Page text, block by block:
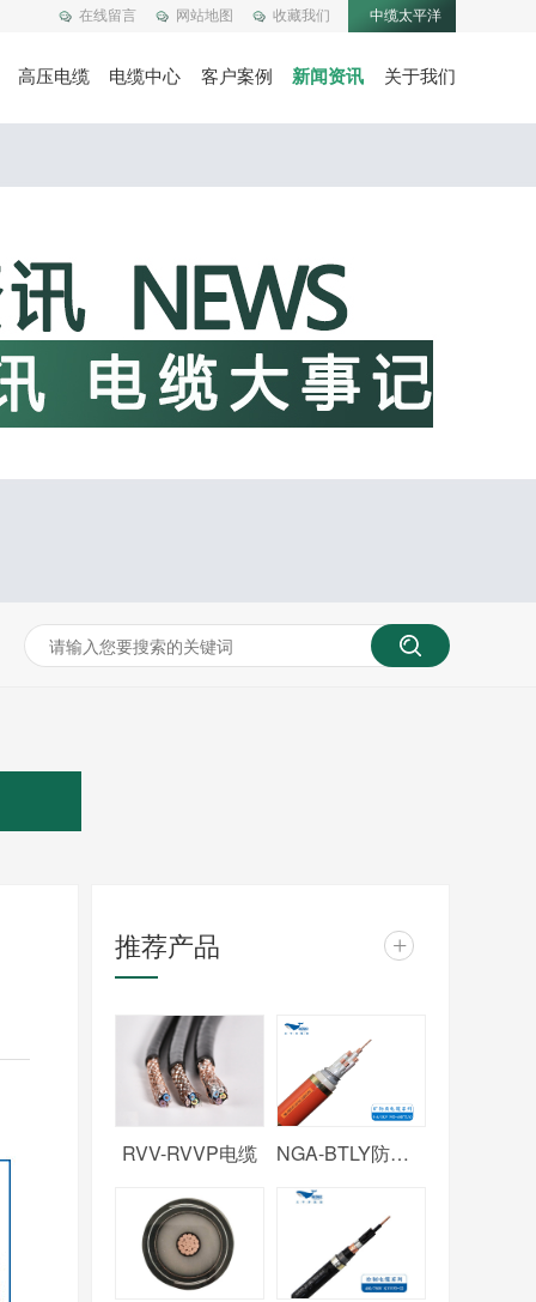
在线留言 网站地图 收藏我们 中缆太平洋
高压电缆 电缆中心 客户案例 新闻资讯 关于我们
推荐产品 +
RVV-RVVP电缆 NGA-BTLY防火电缆